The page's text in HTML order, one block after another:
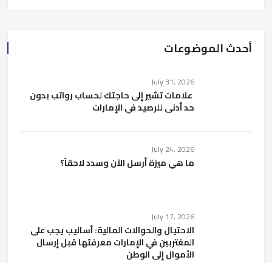
أحدث الموضوعات
July 31, 2026
علامات تشير إلى حاجتك لحساب رواتب بدون
حد أدنى للرصيد في الإمارات
July 24, 2026
ما هي ميزة أرسل الآن وسدد لاحقاً؟
July 17, 2026
الاحتيال والحوالات المالية: أساليب يجب على
المغتربين في الإمارات معرفتها قبل إرسال
الأموال إلى الوطن